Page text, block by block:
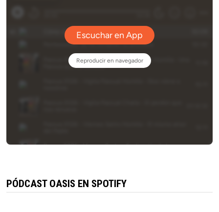
PÓDCAST OASIS EN SPOTIFY